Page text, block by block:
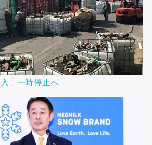
、一時停止へ